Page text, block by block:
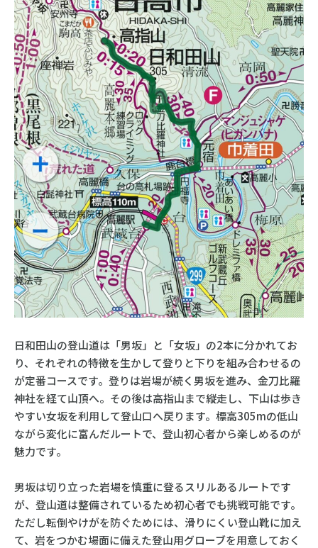
日和田山の登山道は「男坂」と「女坂」の2本に分かれてお
り、それぞれの特徴を生かして登りと下りを組み合わせるの
が定番コースです。登りは岩場が続く男坂を進み、金刀比羅
神社を経て山頂へ。その後は高指山まで縦走し、下山は歩き
やすい女坂を利用して登山口へ戻ります。標高305mの低山
ながら変化に富んだルートで、登山初心者から楽しめるのが
魅力です。
男坂は切り立った岩場を慎重に登るスリルあるルートです
が、登山道は整備されているため初心者でも挑戦可能です。
ただし転倒やけがを防ぐためには、滑りにくい登山靴に加え
て、岩をつかむ場面に備えた登山用グローブを用意しておく